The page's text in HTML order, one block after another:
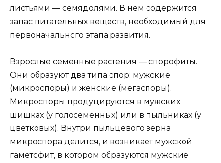
листьями — семядолями. В нём содержится
запас питательных веществ, необходимый для
первоначального этапа развития.
Взрослые семенные растения — спорофиты.
Они образуют два типа спор: мужские
(микроспоры) и женские (мегаспоры).
Микроспоры продуцируются в мужских
шишках (у голосеменных) или в пыльниках (у
цветковых). Внутри пыльцевого зерна
микроспора делится, и возникает мужской
гаметофит, в котором образуются мужские